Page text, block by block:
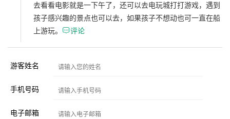
去看看电影就是一下午了，还可以去电玩城打打游戏，遇到
孩子感兴趣的景点也可以去，如果孩子不想动也可一直在船
上游玩。 评论
游客姓名
手机号码
电子邮箱